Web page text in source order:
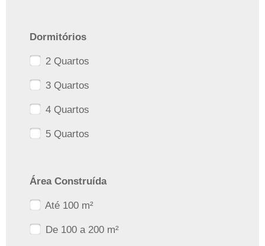
Dormitórios
2 Quartos
3 Quartos
4 Quartos
5 Quartos
Área Construída
Até 100 m²
De 100 a 200 m²